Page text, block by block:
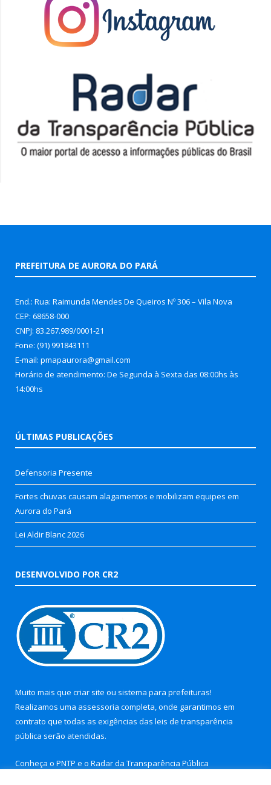
PREFEITURA DE AURORA DO PARÁ
End.: Rua: Raimunda Mendes De Queiros Nº 306 – Vila Nova
CEP: 68658-000
CNPJ: 83.267.989/0001-21
Fone: (91) 991843111
E-mail: pmapaurora@gmail.com
Horário de atendimento: De Segunda à Sexta das 08:00hs às
14:00hs
ÚLTIMAS PUBLICAÇÕES
Defensoria Presente
Fortes chuvas causam alagamentos e mobilizam equipes em
Aurora do Pará
Lei Aldir Blanc 2026
DESENVOLVIDO POR CR2
Muito mais que criar site ou sistema para prefeituras!
Realizamos uma assessoria completa, onde garantimos em
contrato que todas as exigências das leis de transparência
pública serão atendidas.
Conheça o PNTP e o Radar da Transparência Pública